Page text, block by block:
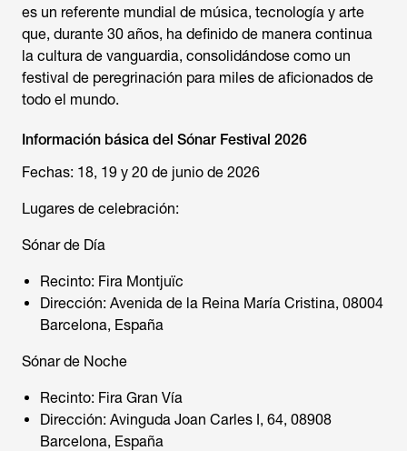
es un referente mundial de música, tecnología y arte
que, durante 30 años, ha definido de manera continua
la cultura de vanguardia, consolidándose como un
festival de peregrinación para miles de aficionados de
todo el mundo.
Información básica del Sónar Festival 2026
Fechas: 18, 19 y 20 de junio de 2026
Lugares de celebración:
Sónar de Día
Recinto: Fira Montjuïc
Dirección: Avenida de la Reina María Cristina, 08004
Barcelona, España
Sónar de Noche
Recinto: Fira Gran Vía
Dirección: Avinguda Joan Carles I, 64, 08908
Barcelona, España